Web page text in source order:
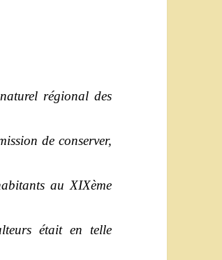
régional des
de conserver,
au XIXème
était en telle